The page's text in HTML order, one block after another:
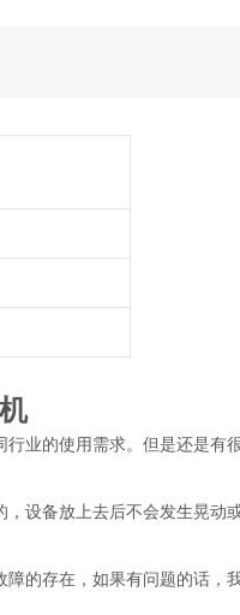
业的使用需求。但是还是有
备放上去后不会发生晃动
存在，如果有问题的话，